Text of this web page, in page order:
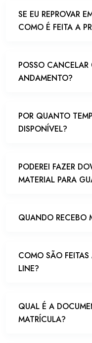
SE EU REPROVAR
COMO É FEITA A
POSSO CANCELAR
ANDAMENTO?
POR QUANTO
DISPONÍVEL?
PODEREI FAZER
MATERIAL PARA
QUANDO RECEBO
COMO SÃO
LINE?
QUAL É A
MATRÍCULA?